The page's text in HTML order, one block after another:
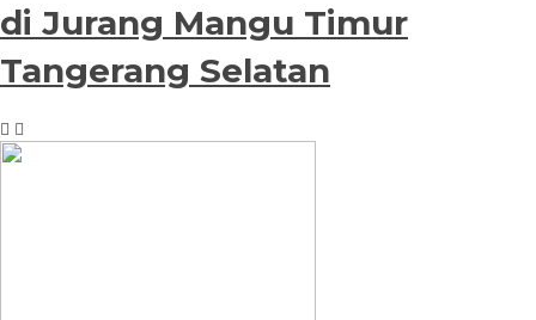
di Jurang Mangu Timur
Tangerang Selatan